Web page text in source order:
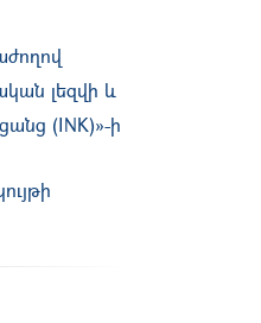
լեզվի և
(INK)»-ի